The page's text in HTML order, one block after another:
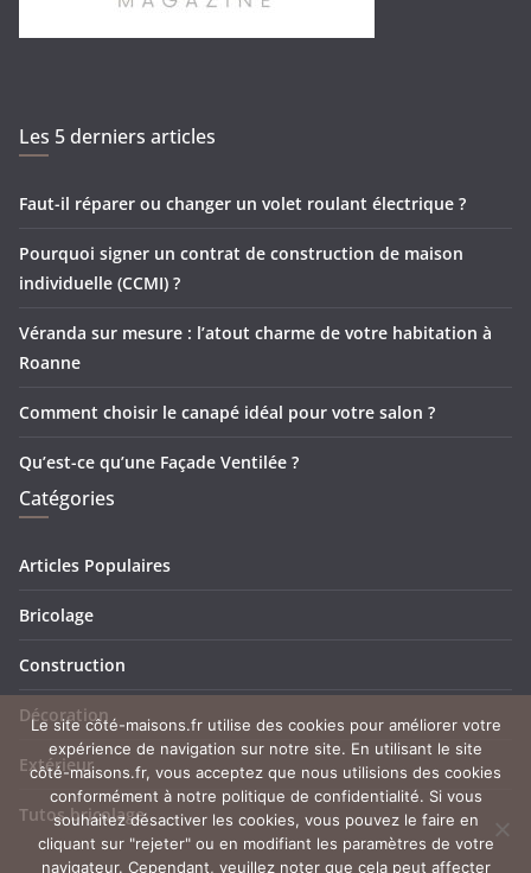
Les 5 derniers articles
Faut-il réparer ou changer un volet roulant électrique ?
Pourquoi signer un contrat de construction de maison
individuelle (CCMI) ?
Véranda sur mesure : l’atout charme de votre habitation à
Roanne
Comment choisir le canapé idéal pour votre salon ?
Qu’est-ce qu’une Façade Ventilée ?
Catégories
Articles Populaires
Bricolage
Construction
Décoration
Extérieur
Tutos bricolage
Le site côté-maisons.fr utilise des cookies pour améliorer votre
expérience de navigation sur notre site. En utilisant le site
côté-maisons.fr, vous acceptez que nous utilisions des cookies
conformément à notre politique de confidentialité. Si vous
souhaitez désactiver les cookies, vous pouvez le faire en
cliquant sur "rejeter" ou en modifiant les paramètres de votre
navigateur. Cependant, veuillez noter que cela peut affecter